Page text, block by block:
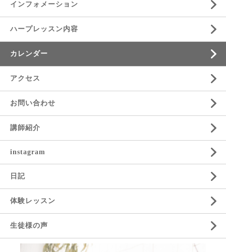
インフォメーション
ハープレッスン内容
カレンダー
アクセス
お問い合わせ
講師紹介
instagram
日記
体験レッスン
生徒様の声